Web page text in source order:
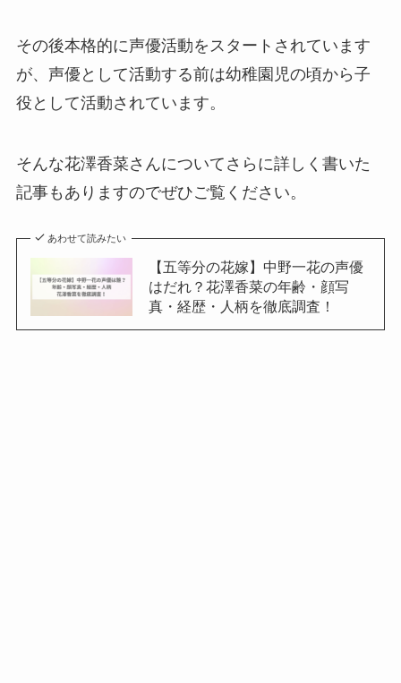
その後本格的に声優活動をスタートされています
が、声優として活動する前は幼稚園児の頃から子
役として活動されています。
そんな花澤香菜さんについてさらに詳しく書いた
記事もありますのでぜひご覧ください。
あわせて読みたい
【五等分の花嫁】中野一花の声優
はだれ？花澤香菜の年齢・顔写
真・経歴・人柄を徹底調査！